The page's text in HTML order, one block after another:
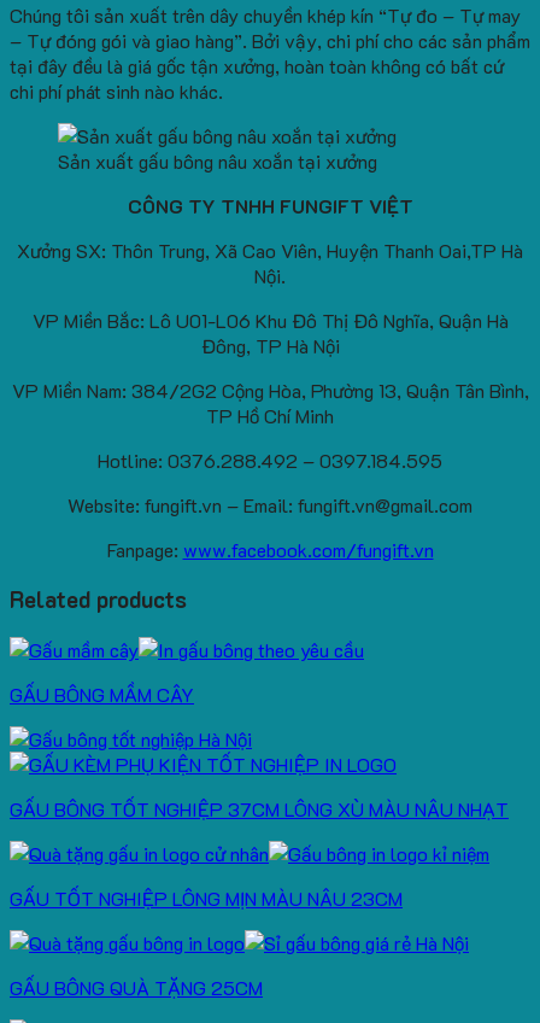
Chúng tôi sản xuất trên dây chuyền khép kín “Tự đo – Tự may
– Tự đóng gói và giao hàng”. Bởi vậy, chi phí cho các sản phẩm
tại đây đều là giá gốc tận xưởng, hoàn toàn không có bất cứ
chi phí phát sinh nào khác.
Sản xuất gấu bông nâu xoắn tại xưởng
CÔNG TY TNHH FUNGIFT VIỆT
Xưởng SX: Thôn Trung, Xã Cao Viên, Huyện Thanh Oai,TP Hà
Nội.
VP Miền Bắc: Lô U01-L06 Khu Đô Thị Đô Nghĩa, Quận Hà
Đông, TP Hà Nội
VP Miền Nam: 384/2G2 Cộng Hòa, Phường 13, Quận Tân Bình,
TP Hồ Chí Minh
Hotline: 0376.288.492 – 0397.184.595
Website: fungift.vn – Email: fungift.vn@gmail.com
Fanpage: www.facebook.com/fungift.vn
Related products
GẤU BÔNG MẦM CÂY
GẤU BÔNG TỐT NGHIỆP 37CM LÔNG XÙ MÀU NÂU NHẠT
GẤU TỐT NGHIỆP LÔNG MỊN MÀU NÂU 23CM
GẤU BÔNG QUÀ TẶNG 25CM